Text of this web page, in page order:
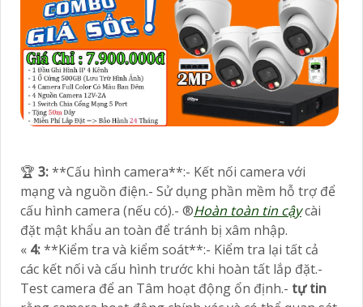
️🏆 3:**Cấu hình camera**:- Kết nối camera với
mạng và nguồn điện.- Sử dụng phần mềm hỗ trợ để
cấu hình camera (nếu có).- ®️Hoàn toàn tin cậycài
đặt mật khẩu an toàn để tránh bị xâm nhập.
« 4:**Kiểm tra và kiểm soát**:- Kiểm tra lại tất cả
các kết nối và cấu hình trước khi hoàn tất lắp đặt.-
Test camera để an Tâm hoạt động ổn định.- tự tin